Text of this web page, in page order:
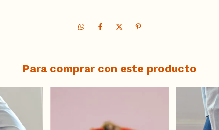
Para comprar con este producto